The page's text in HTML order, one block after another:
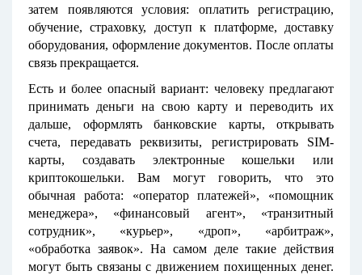
затем появляются условия: оплатить регистрацию,
обучение, страховку, доступ к платформе, доставку
оборудования, оформление документов. После оплаты
связь прекращается.
Есть и более опасный вариант: человеку предлагают
принимать деньги на свою карту и переводить их
дальше, оформлять банковские карты, открывать
счета, передавать реквизиты, регистрировать SIM-
карты, создавать электронные кошельки или
криптокошельки. Вам могут говорить, что это
обычная работа: «оператор платежей», «помощник
менеджера», «финансовый агент», «транзитный
сотрудник», «курьер», «дроп», «арбитраж»,
«обработка заявок». На самом деле такие действия
могут быть связаны с движением похищенных денег.